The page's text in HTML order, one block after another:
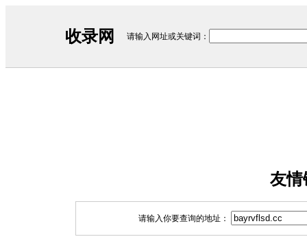
收录网 请输入网址或关键词：
友情
请输入你要查询的地址：